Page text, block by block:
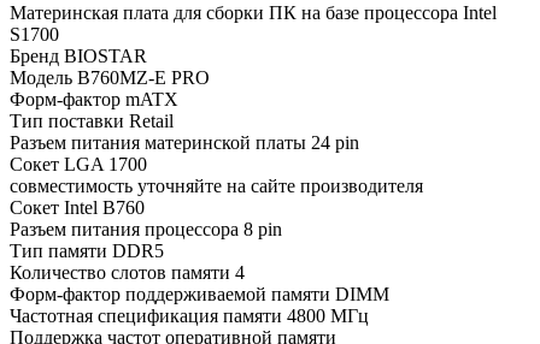
Материнская плата для сборки ПК на базе процессора Intel
S1700
Бренд BIOSTAR
Модель B760MZ-E PRO
Форм-фактор mATX
Тип поставки Retail
Разъем питания материнской платы 24 pin
Сокет LGA 1700
совместимость уточняйте на сайте производителя
Сокет Intel B760
Разъем питания процессора 8 pin
Тип памяти DDR5
Количество слотов памяти 4
Форм-фактор поддерживаемой памяти DIMM
Частотная спецификация памяти 4800 МГц
Поддержка частот оперативной памяти